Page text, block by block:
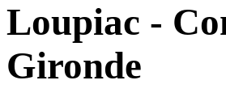
Loupiac -
Gironde